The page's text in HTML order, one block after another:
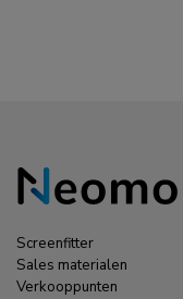
Screenfitter
Sales materialen
Verkooppunten